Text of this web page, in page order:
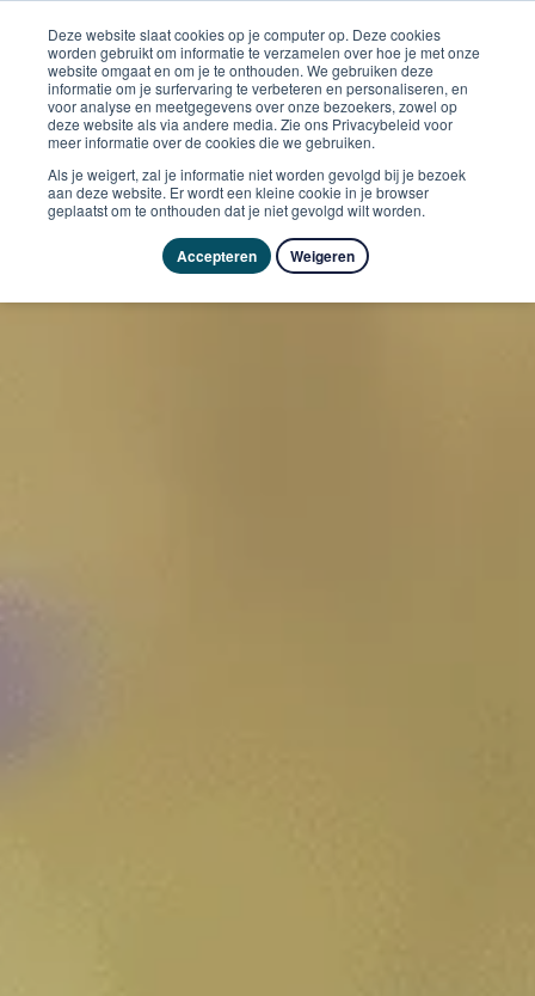
Deze website slaat cookies op je computer op. Deze cookies
worden gebruikt om informatie te verzamelen over hoe je met onze
website omgaat en om je te onthouden. We gebruiken deze
informatie om je surfervaring te verbeteren en personaliseren, en
voor analyse en meetgegevens over onze bezoekers, zowel op
deze website als via andere media. Zie ons Privacybeleid voor
meer informatie over de cookies die we gebruiken.
Als je weigert, zal je informatie niet worden gevolgd bij je bezoek
aan deze website. Er wordt een kleine cookie in je browser
geplaatst om te onthouden dat je niet gevolgd wilt worden.
Accepteren Weigeren